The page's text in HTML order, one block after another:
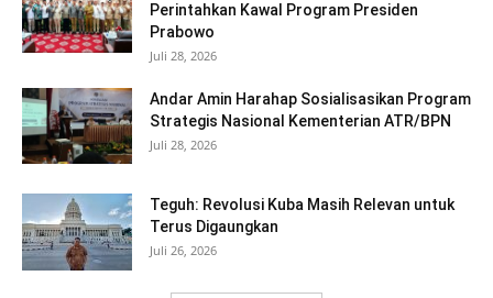
Perintahkan Kawal Program Presiden
Prabowo
Juli 28, 2026
Andar Amin Harahap Sosialisasikan Program
Strategis Nasional Kementerian ATR/BPN
Juli 28, 2026
Teguh: Revolusi Kuba Masih Relevan untuk
Terus Digaungkan
Juli 26, 2026